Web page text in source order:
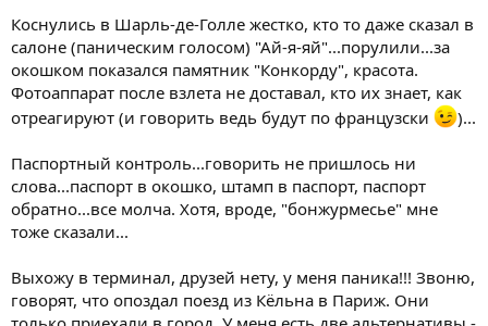
Коснулись в Шарль-де-Голле жестко, кто то даже сказал в
салоне (паническим голосом) "Ай-я-яй"...порулили...за
окошком показался памятник "Конкорду", красота.
Фотоаппарат после взлета не доставал, кто их знает, как
отреагируют (и говорить ведь будут по французски
)...
Паспортный контроль...говорить не пришлось ни
слова...паспорт в окошко, штамп в паспорт, паспорт
обратно...все молча. Хотя, вроде, "бонжурмесье" мне
тоже сказали...
Выхожу в терминал, друзей нету, у меня паника!!! Звоню,
говорят, что опоздал поезд из Кёльна в Париж. Они